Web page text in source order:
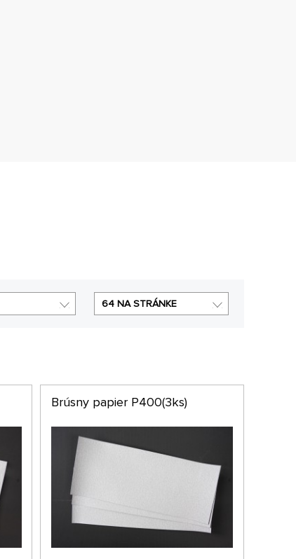
64 NA STRÁNKE
Brúsny papier P400(3ks)